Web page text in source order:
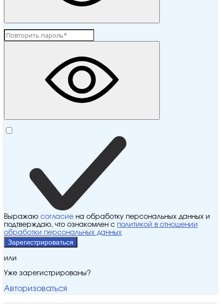
Выражаю согласие на обработку персональных данных и
подтверждаю, что ознакомлен с политикой в отношении
обработки персональных данных
Зарегистрироваться
или
Уже зарегистрированы?
Авторизоваться